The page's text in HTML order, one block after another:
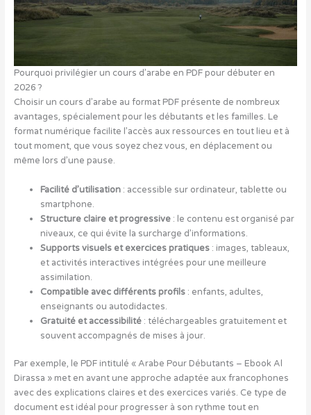
Pourquoi privilégier un cours d’arabe en PDF pour débuter en
2026 ?
Choisir un cours d’arabe au format PDF présente de nombreux
avantages, spécialement pour les débutants et les familles. Le
format numérique facilite l’accès aux ressources en tout lieu et à
tout moment, que vous soyez chez vous, en déplacement ou
même lors d’une pause.
Facilité d’utilisation: accessible sur ordinateur, tablette ou
smartphone.
Structure claire et progressive: le contenu est organisé par
niveaux, ce qui évite la surcharge d’informations.
Supports visuels et exercices pratiques: images, tableaux,
et activités interactives intégrées pour une meilleure
assimilation.
Compatible avec différents profils: enfants, adultes,
enseignants ou autodidactes.
Gratuité et accessibilité: téléchargeables gratuitement et
souvent accompagnés de mises à jour.
Par exemple, le PDF intitulé « Arabe Pour Débutants – Ebook Al
Dirassa » met en avant une approche adaptée aux francophones
avec des explications claires et des exercices variés. Ce type de
document est idéal pour progresser à son rythme tout en